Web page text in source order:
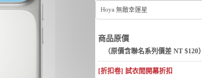
Hoya 無敵幸運星
商品原價
（原價含聯名系列 價差 NT $120）
[折扣卷] 試衣間開幕折扣